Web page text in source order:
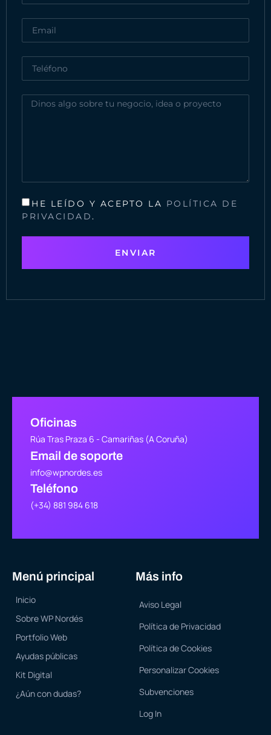
HE LEÍDO Y ACEPTO LA POLÍTICA DE
PRIVACIDAD.
ENVIAR
Oficinas
Rúa Tras Praza 6 - Camariñas (A Coruña)
Email de soporte
info@wpnordes.es
Teléfono
(+34) 881 984 618
Menú principal
Inicio
Sobre WP Nordés
Portfolio Web
Ayudas públicas
Kit Digital
¿Aún con dudas?
Más info
Aviso Legal
Política de Privacidad
Política de Cookies
Personalizar Cookies
Subvenciones
Log In